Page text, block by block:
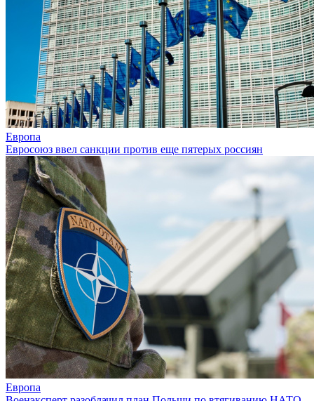
Европа
Евросоюз ввел санкции против еще пятерых россиян
Европа